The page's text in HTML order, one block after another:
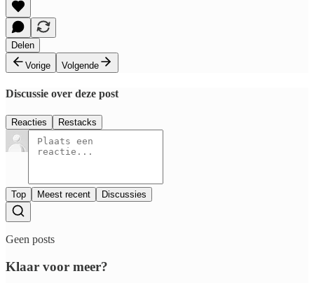
Delen
Vorige
Volgende
Discussie over deze post
Reacties Restacks
Top Meest recent Discussies
Geen posts
Klaar voor meer?